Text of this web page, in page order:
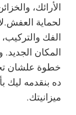
الأرائك،
لحماية
الفك
المكان
خطوة علشان
ده بنقدمه ليك
ميزانيتك.